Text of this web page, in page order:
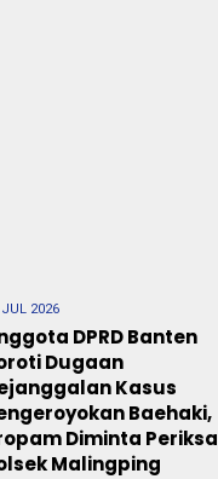
JUL 2026
DPRD Banten
Dugaan
Kasus
Baehaki,
Diminta Periksa
Malingping